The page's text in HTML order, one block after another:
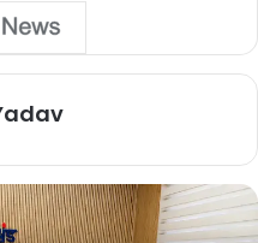
करन माहरा, पूर्व
संख्या में कार्यकर्ता